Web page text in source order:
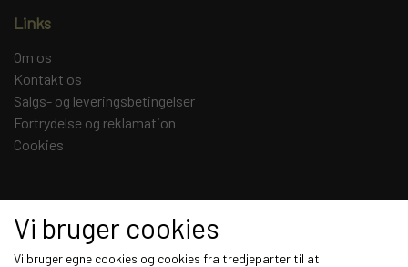
Links
Om os
Kontakt os
Salgs- og leveringsbetingelser
Fortrydelse og reklamation
Cookies
Vi bruger cookies
Vi bruger egne cookies og cookies fra tredjeparter til at